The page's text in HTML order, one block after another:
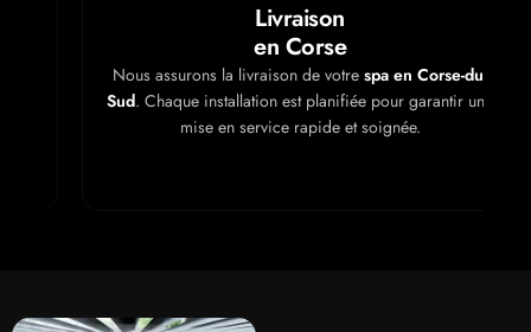
Livraison
en Corse
Nous assurons la livraison de votrespa en Corse-du-
. Chaque installation est planifiée pour garantir une
mise en service rapide et soignée.